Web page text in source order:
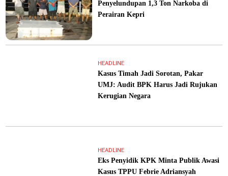
Penyelundupan 1,3 Ton Narkoba di
Perairan Kepri
HEADLINE
Kasus Timah Jadi Sorotan, Pakar
UMJ: Audit BPK Harus Jadi Rujukan
Kerugian Negara
HEADLINE
Eks Penyidik KPK Minta Publik Awasi
Kasus TPPU Febrie Adriansyah